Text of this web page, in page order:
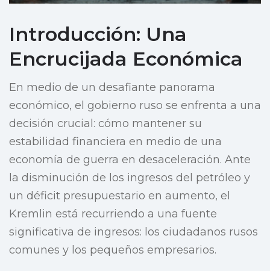
Introducción: Una
Encrucijada Económica
En medio de un desafiante panorama
económico, el gobierno ruso se enfrenta a una
decisión crucial: cómo mantener su
estabilidad financiera en medio de una
economía de guerra en desaceleración. Ante
la disminución de los ingresos del petróleo y
un déficit presupuestario en aumento, el
Kremlin está recurriendo a una fuente
significativa de ingresos: los ciudadanos rusos
comunes y los pequeños empresarios.